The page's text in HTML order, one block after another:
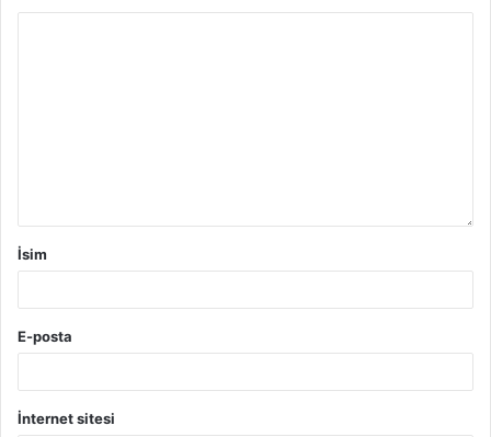
İsim
E-posta
İnternet sitesi